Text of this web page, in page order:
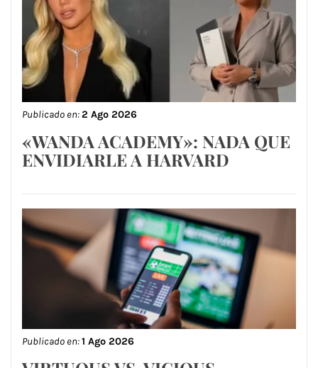
Publicado en:2 Ago 2026
«WANDA ACADEMY»: NADA QUE
ENVIDIARLE A HARVARD
Publicado en:1 Ago 2026